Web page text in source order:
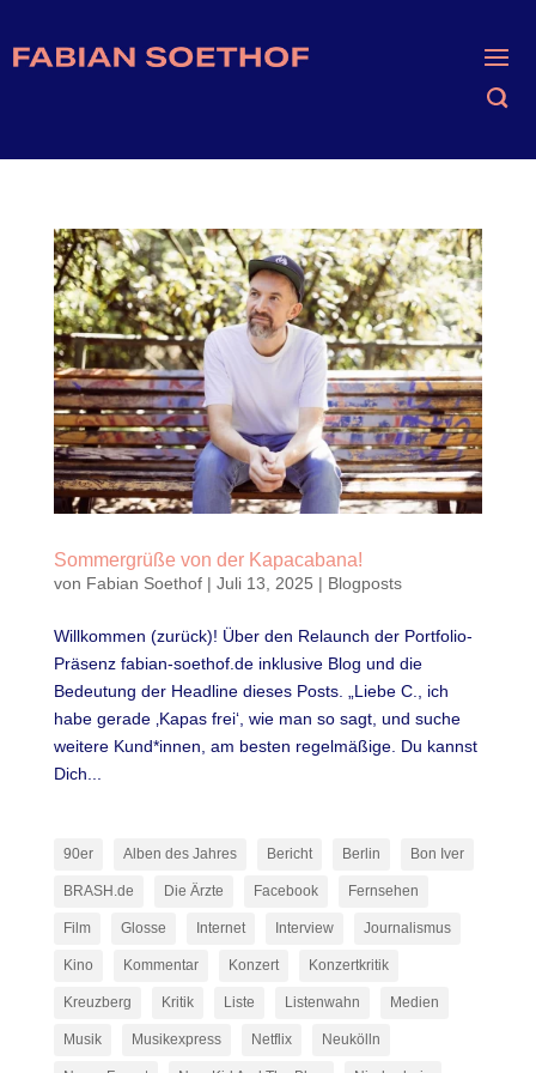
Sommergrüße von der Kapacabana!
von Fabian Soethof| Juli 13, 2025 | Blogposts
Willkommen (zurück)! Über den Relaunch der Portfolio-
Präsenz fabian-soethof.de inklusive Blog und die
Bedeutung der Headline dieses Posts. „Liebe C., ich
habe gerade ‚Kapas frei‘, wie man so sagt, und suche
weitere Kund*innen, am besten regelmäßige. Du kannst
Dich...
90er Alben des Jahres Bericht Berlin Bon Iver
BRASH.de Die Ärzte Facebook Fernsehen
Film Glosse Internet Interview Journalismus
Kino Kommentar Konzert Konzertkritik
Kreuzberg Kritik Liste Listenwahn Medien
Musik Musikexpress Netflix Neukölln